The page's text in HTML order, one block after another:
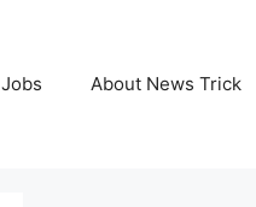
Jobs About News Trick